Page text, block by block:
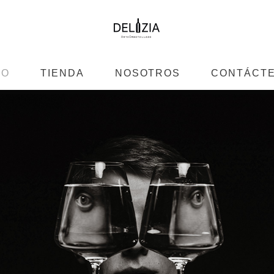
TIENDA NOSOTROS